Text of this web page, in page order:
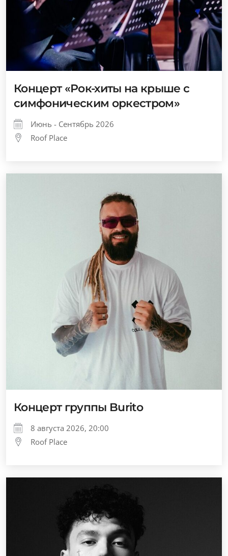
Концерт «Рок-хиты на крыше с
симфоническим оркестром»
Июнь - Сентябрь 2026
Roof Place
Концерт группы Burito
8 августа 2026, 20:00
Roof Place